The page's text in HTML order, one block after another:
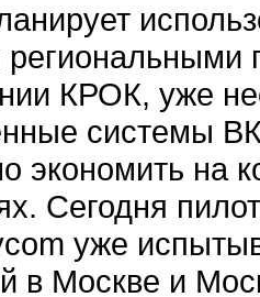
КРОК, уже
системы
экономить на
Сегодня
уже
в Москве и